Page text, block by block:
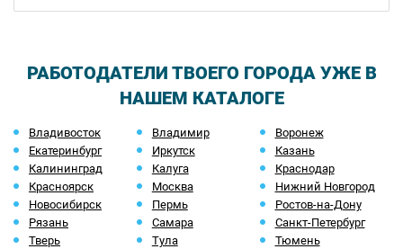
РАБОТОДАТЕЛИ ТВОЕГО ГОРОДА УЖЕ В
НАШЕМ КАТАЛОГЕ
Владивосток Владимир
Воронеж
Екатеринбург
Иркутск
Казань
Калининград
Калуга
Краснодар
Красноярск
Москва
Нижний Новгород
Новосибирск
Пермь
Ростов-на-Дону
Рязань
Самара
Санкт-Петербург
Тверь
Тула
Тюмень